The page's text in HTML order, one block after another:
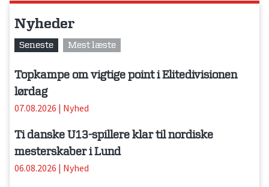
Nyheder
Seneste Mest læste
Topkampe om vigtige point i Elitedivisionen
lørdag
07.08.2026 | Nyhed
Ti danske U13-spillere klar til nordiske
mesterskaber i Lund
06.08.2026 | Nyhed